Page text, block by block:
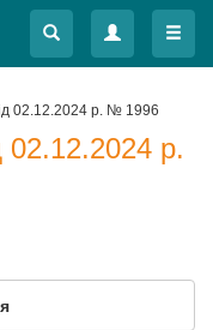
Меню
Меню
02.12.2024 р. № 1996
02.12.2024 р.